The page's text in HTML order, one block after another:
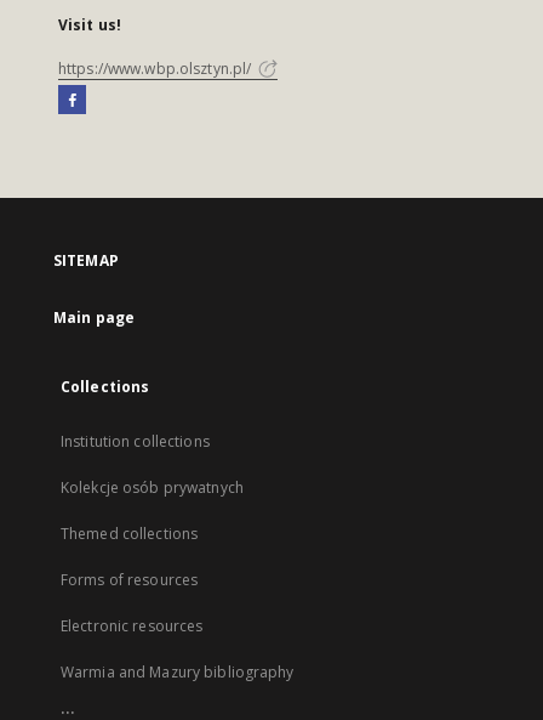
Visit us!
https://www.wbp.olsztyn.pl/
SITEMAP
Main page
Collections
Institution collections
Kolekcje osób prywatnych
Themed collections
Forms of resources
Electronic resources
Warmia and Mazury bibliography
...